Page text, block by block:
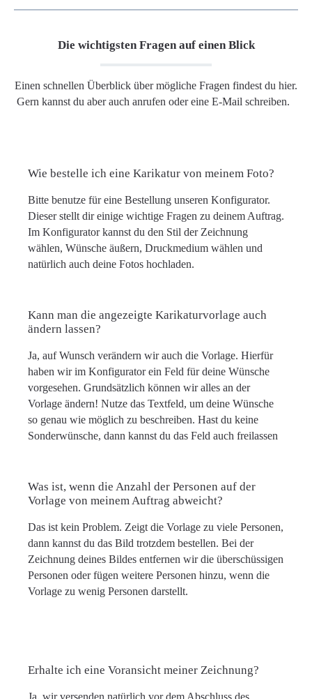
Die wichtigsten Fragen auf einen Blick
Einen schnellen Überblick über mögliche Fragen findest du hier.
Gern kannst du aber auch anrufen oder eine E-Mail schreiben.
Wie bestelle ich eine Karikatur von meinem Foto?
Bitte benutze für eine Bestellung unseren Konfigurator.
Dieser stellt dir einige wichtige Fragen zu deinem Auftrag.
Im Konfigurator kannst du den Stil der Zeichnung
wählen, Wünsche äußern, Druckmedium wählen und
natürlich auch deine Fotos hochladen.
Kann man die angezeigte Karikaturvorlage auch
ändern lassen?
Ja, auf Wunsch verändern wir auch die Vorlage. Hierfür
haben wir im Konfigurator ein Feld für deine Wünsche
vorgesehen. Grundsätzlich können wir alles an der
Vorlage ändern! Nutze das Textfeld, um deine Wünsche
so genau wie möglich zu beschreiben. Hast du keine
Sonderwünsche, dann kannst du das Feld auch freilassen
Was ist, wenn die Anzahl der Personen auf der
Vorlage von meinem Auftrag abweicht?
Das ist kein Problem. Zeigt die Vorlage zu viele Personen,
dann kannst du das Bild trotzdem bestellen. Bei der
Zeichnung deines Bildes entfernen wir die überschüssigen
Personen oder fügen weitere Personen hinzu, wenn die
Vorlage zu wenig Personen darstellt.
Erhalte ich eine Voransicht meiner Zeichnung?
Ja, wir versenden natürlich vor dem Abschluss des